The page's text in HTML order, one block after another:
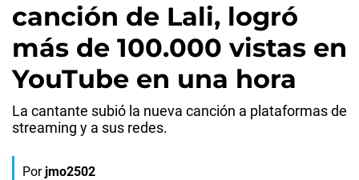
canción de Lali, logró
más de 100.000 vistas en
YouTube en una hora
La cantante subió la nueva canción a plataformas de
streaming y a sus redes.
Por jmo2502